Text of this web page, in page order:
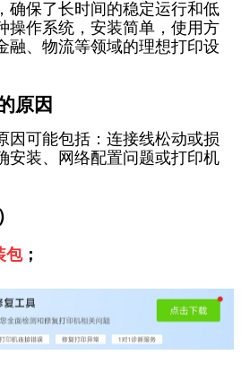
确保了长时间的稳定运行和低
操作系统，安装简单，使用方
融、物流等领域的理想打印设
原因
因可能包括：连接线松动或损
安装、网络配置问题或打印机
包；